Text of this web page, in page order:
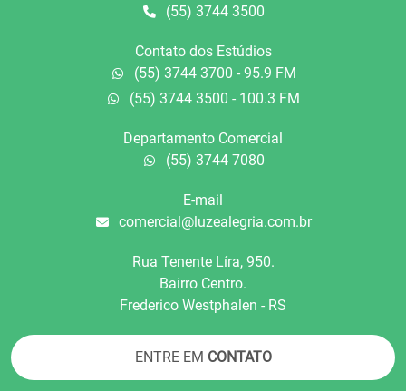
(55) 3744 3500
Contato dos Estúdios
(55) 3744 3700 - 95.9 FM
(55) 3744 3500 - 100.3 FM
Departamento Comercial
(55) 3744 7080
E-mail
comercial@luzealegria.com.br
Rua Tenente Líra, 950.
Bairro Centro.
Frederico Westphalen - RS
ENTRE EM CONTATO